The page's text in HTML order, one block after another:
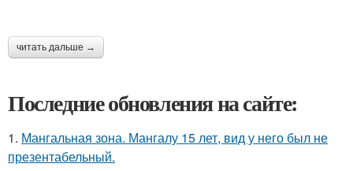
читать дальше →
Последние обновления на сайте:
1. Мангальная зона. Мангалу 15 лет, вид у него был не
презентабельный.